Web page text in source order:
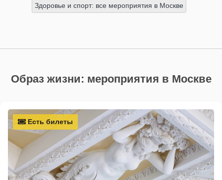
Здоровье и спорт: все мероприятия в Москве
Образ жизни: мероприятия в Москве
Есть билеты